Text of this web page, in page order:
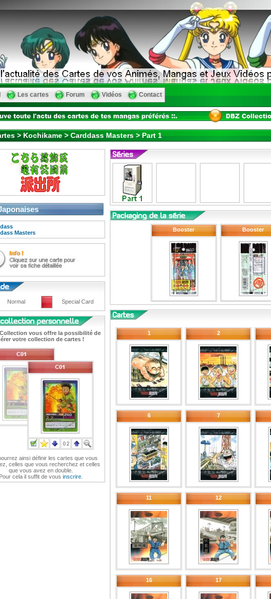
Les cartes Forum Vidéos Contact
> Kochikame > Carddass Masters > Part 1
Masters
Normal Special Card
vous offre la possibilité de
votre collection de cartes !
ainsi définir les cartes que vous
celles que vous recherchez et celles
que vous avez en double.
Pour cela il suffit de vous inscrire.
Booster Booster
1 2
6 7
11 12
16 17